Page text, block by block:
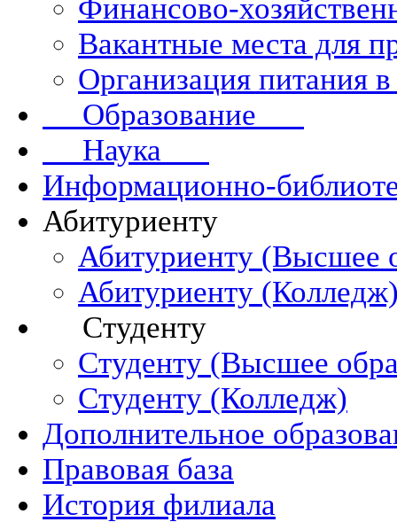
Финансово-
Вакантные места для
Организация питания
Образование
Наука
Информационно-
Абитуриенту
Абитуриенту (Высшее
Абитуриенту
Студенту
Студенту (Высшее
Студенту (Колледж)
Дополнительное
Правовая база
История филиала